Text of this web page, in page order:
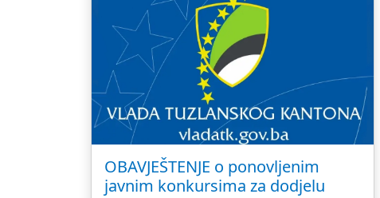
OBAVJEŠTENJE o ponovljenim
javnim konkursima za dodjelu